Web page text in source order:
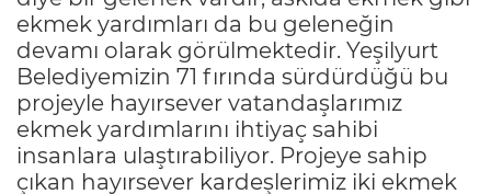
ekmek yardımları da bu geleneğin
devamı olarak görülmektedir. Yeşilyurt
Belediyemizin 71 fırında sürdürdüğü bu
projeyle hayırsever vatandaşlarımız
ekmek yardımlarını ihtiyaç sahibi
insanlara ulaştırabiliyor. Projeye sahip
çıkan hayırsever kardeşlerimiz iki ekmek